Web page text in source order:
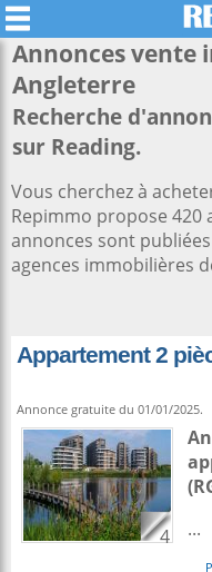
Annonces vente
Angleterre
Recherche
sur Reading.
Vous cherchez à
Repimmo propose 420
annonces sont
agences immobilières
Appartement 2
Annonce gratuite du 01/01/2025.
4
...